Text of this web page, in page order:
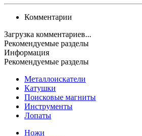
Комментарии
Загрузка комментариев...
Рекомендуемые разделы
Информация
Рекомендуемые разделы
Металлоискатели
Катушки
Поисковые магниты
Инструменты
Лопаты
Ножи